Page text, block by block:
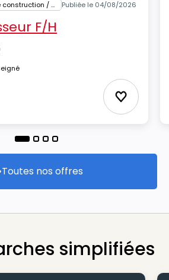
BTP / Matériaux de construction / Architecture Publiée le 04/08/2026
F/H
Ajouter
Toutes nos offres
Toutes nos offres
simplifiées